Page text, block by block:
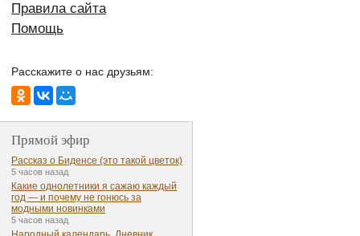
Правила сайта
Помощь
Расскажите о нас друзьям:
Прямой эфир
Рассказ о Биденсе (это такой цветок)
5 часов назад
Какие однолетники я сажаю каждый
год — и почему не гонюсь за
модными новинками
5 часов назад